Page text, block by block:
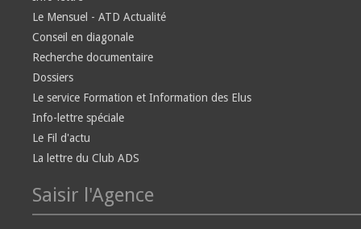
Le Mensuel - ATD Actualité
Conseil en diagonale
Recherche documentaire
Dossiers
Le service Formation et Information des Elus
Info-lettre spéciale
Le Fil d'actu
La lettre du Club ADS
Saisir l'Agence